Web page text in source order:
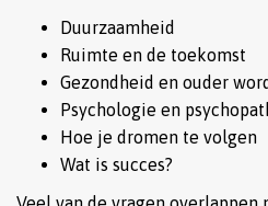
Duurzaamheid
Ruimte en de toekomst
Gezondheid en ouder
Psychologie en
Hoe je dromen te volgen
Wat is succes?